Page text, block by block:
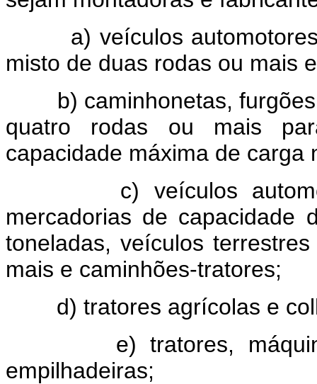
a) veículos automotores
misto de duas rodas ou mais
b) caminhonetas,
quatro rodas ou mais
capacidade máxima de carga
c) veículos
mercadorias de capacidade
toneladas, veículos
mais e caminhões-tratores;
d) tratores agrícolas e
e) tratores, máquinas
empilhadeiras;